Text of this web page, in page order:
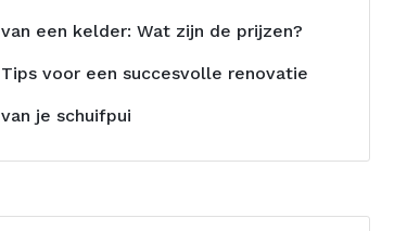
van een kelder: Wat zijn de prijzen?
Tips voor een succesvolle renovatie
van je schuifpui